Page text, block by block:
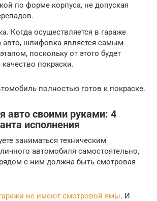
по форме корпуса, не допуская
Когда осуществляется в гараже
авто, шлифовка является самым
поскольку от этого будет
качество покраски.
полностью готов к покраске.
авто своими руками: 4
исполнения
заниматься техническим
автомобиля самостоятельно,
с ним должна быть смотровая
не имеют смотровой ямы. И